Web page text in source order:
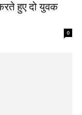
करते हुए दो युवक
0